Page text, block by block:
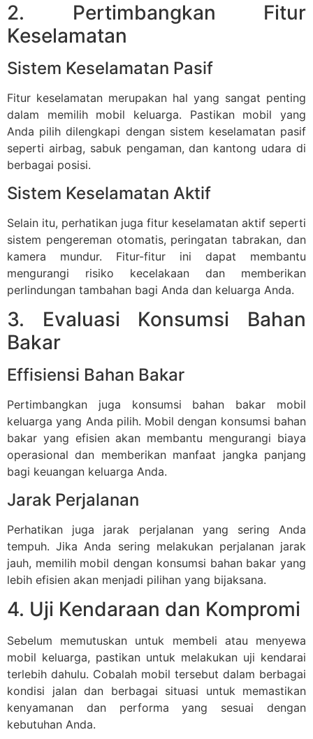
2. Pertimbangkan Fitur
Keselamatan
Sistem Keselamatan Pasif
Fitur keselamatan merupakan hal yang sangat penting
dalam memilih mobil keluarga. Pastikan mobil yang
Anda pilih dilengkapi dengan sistem keselamatan pasif
seperti airbag, sabuk pengaman, dan kantong udara di
berbagai posisi.
Sistem Keselamatan Aktif
Selain itu, perhatikan juga fitur keselamatan aktif seperti
sistem pengereman otomatis, peringatan tabrakan, dan
kamera mundur. Fitur-fitur ini dapat membantu
mengurangi risiko kecelakaan dan memberikan
perlindungan tambahan bagi Anda dan keluarga Anda.
3. Evaluasi Konsumsi Bahan
Bakar
Effisiensi Bahan Bakar
Pertimbangkan juga konsumsi bahan bakar mobil
keluarga yang Anda pilih. Mobil dengan konsumsi bahan
bakar yang efisien akan membantu mengurangi biaya
operasional dan memberikan manfaat jangka panjang
bagi keuangan keluarga Anda.
Jarak Perjalanan
Perhatikan juga jarak perjalanan yang sering Anda
tempuh. Jika Anda sering melakukan perjalanan jarak
jauh, memilih mobil dengan konsumsi bahan bakar yang
lebih efisien akan menjadi pilihan yang bijaksana.
4. Uji Kendaraan dan Kompromi
Sebelum memutuskan untuk membeli atau menyewa
mobil keluarga, pastikan untuk melakukan uji kendarai
terlebih dahulu. Cobalah mobil tersebut dalam berbagai
kondisi jalan dan berbagai situasi untuk memastikan
kenyamanan dan performa yang sesuai dengan
kebutuhan Anda.